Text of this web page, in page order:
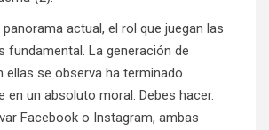
actual, el rol que juegan las
fundamental. La generación de
ellas se observa ha terminado
un absoluto moral: Debes hacer.
Facebook o Instagram, ambas